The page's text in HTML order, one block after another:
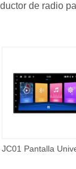
de radio